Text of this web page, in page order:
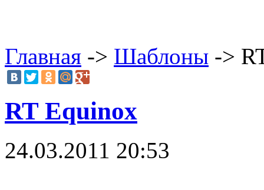
Главная -> Шаблоны ->
RT Equinox
24.03.2011 20:53